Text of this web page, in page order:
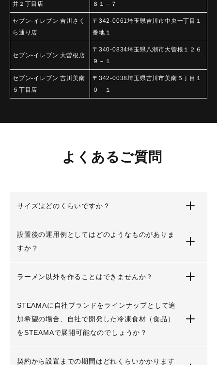
井２丁目店
８１－７
セブン-イレブン 吉川さく
ら通り店
〒342-0061埼玉県吉川市中央一丁目１
番地１
セブン-イレブン 大曽根店
〒340-0834埼玉県八潮市大曽根１２６
９－１
セブン-イレブン 吉川美南
５丁目店
〒342-0038埼玉県吉川市美南５丁目１
０－１
よくあるご質問
サイズはどのくらいですか？
設置後の運用例としてはどのようなものがありま
すか？
ラーメン以外を作ることはできませんか？
STEAMAに自社ブランドをラインナップとして追
加希望の場合、自社で開発した冷凍食材（食品）
をSTEAMAで展開可能なのでしょうか？
契約から設置までの期間はどれくらいかかります